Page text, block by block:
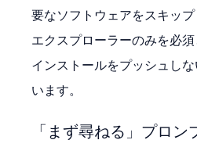
要なソフトウェアをスキッ
エクスプローラーのみを必
インストールをプッシュし
います。
「まず尋ねる」プロン